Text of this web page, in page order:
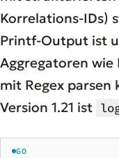
Korrelations-IDs)
Printf-Output ist
Aggregatoren wie
mit Regex parsen
Version 1.21 ist
GO